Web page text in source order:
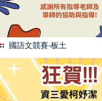
國語文競賽-板土